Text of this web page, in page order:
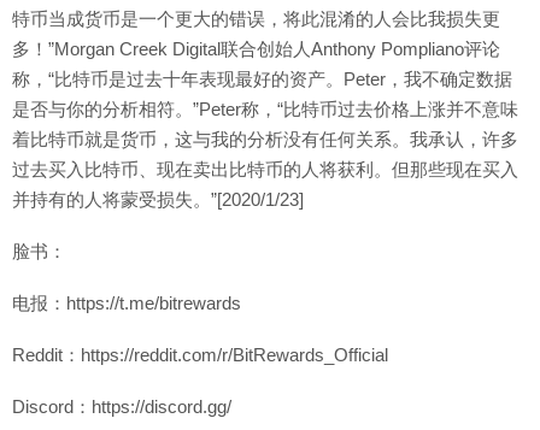
特币当成货币是一个更大的错误，将此混淆的人会比我损失更
多！”Morgan Creek Digital联合创始人Anthony Pompliano评论
称，“比特币是过去十年表现最好的资产。Peter，我不确定数据
是否与你的分析相符。”Peter称，“比特币过去价格上涨并不意味
着比特币就是货币，这与我的分析没有任何关系。我承认，许多
过去买入比特币、现在卖出比特币的人将获利。但那些现在买入
并持有的人将蒙受损失。”[2020/1/23]
脸书：
电报：https://t.me/bitrewards
Reddit：https://reddit.com/r/BitRewards_Official
Discord：https://discord.gg/